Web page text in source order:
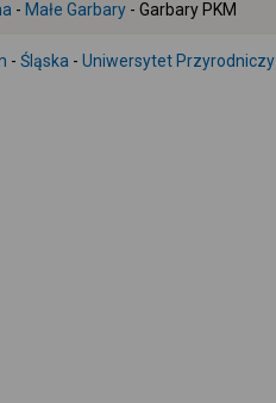
- Małe Garbary - Garbary PKM
- Śląska - Uniwersytet Przyrodniczy